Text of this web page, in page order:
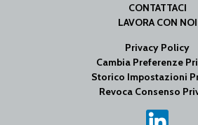
CONTATTACI
LAVORA CON NOI
Privacy Policy
Cambia Preferenze
Storico Impostazioni
Revoca Consenso